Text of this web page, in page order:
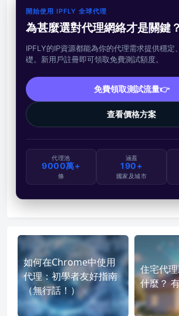
開始使用 IPFLY 全球代理
為甚麼選對代理網絡才是關鍵？
IPFLY的IP資源都能為你的代理需求提供穩定
礎。新用戶註冊即可領取免費測試額度。
免費領取測試流量👉
查看價格方案
代理池
9000萬+
條
涵蓋
190+
國家及城市
如何在Chrome中使用
代理：初學者友好指南
（無行話！）
住宅代
什麼？